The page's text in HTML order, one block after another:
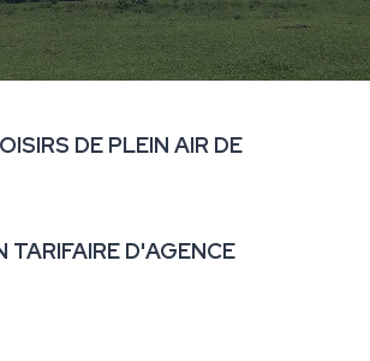
DE PLEIN AIR DE
TARIFAIRE D'AGENCE